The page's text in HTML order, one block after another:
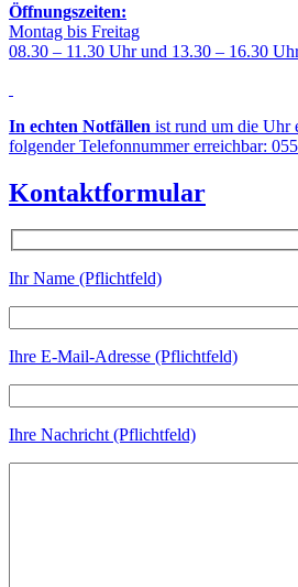
Öffnungszeiten:
Montag bis Freitag
08.30 – 11.30 Uhr und 13.30 – 16.30
In echten Notfällen ist rund um die Uhr
folgender Telefonnummer erreichbar:
Kontaktformular
Ihr Name (Pflichtfeld)
Ihre E-Mail-Adresse (Pflichtfeld)
Ihre Nachricht (Pflichtfeld)